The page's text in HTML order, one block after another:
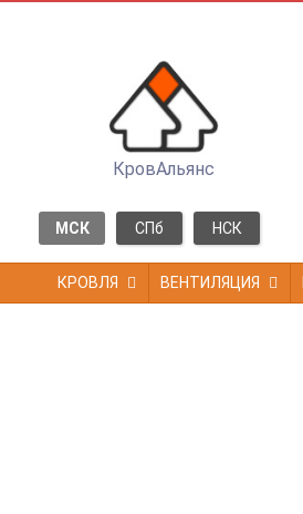
КровАльянс
МСК СПб НСК
КРОВЛЯ ВЕНТИЛЯЦИЯ